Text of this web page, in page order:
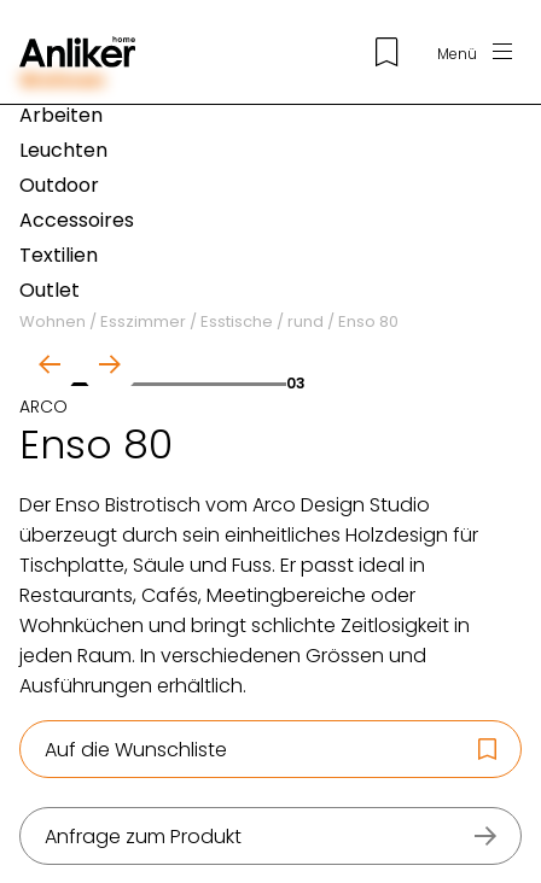
Menü
Wohnen
Arbeiten
Leuchten
Outdoor
Accessoires
Textilien
Outlet
Wohnen / Esszimmer / Esstische / rund / Enso 80
03
ARCO
Enso 80
Der Enso Bistrotisch vom Arco Design Studio
überzeugt durch sein einheitliches Holzdesign für
Tischplatte, Säule und Fuss. Er passt ideal in
Restaurants, Cafés, Meetingbereiche oder
Wohnküchen und bringt schlichte Zeitlosigkeit in
jeden Raum. In verschiedenen Grössen und
Ausführungen erhältlich.
Auf die Wunschliste
Anfrage zum Produkt